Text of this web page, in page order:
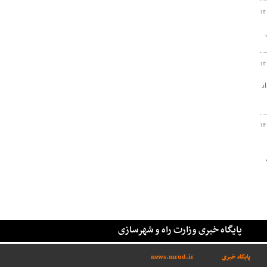
پایگاه خبری وزارت راه و شهرسازی
پایگاه خبری news.mrud.ir